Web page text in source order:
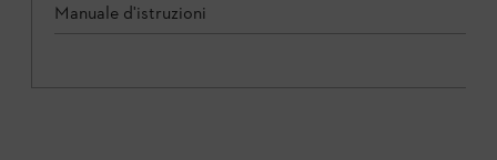
Manuale d'istruzioni